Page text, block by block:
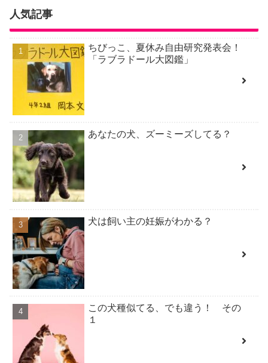
人気記事
ちびっこ、夏休み自由研究発表会！
「ラブラドール大図鑑」
あなたの犬、ズーミーズしてる？
犬は飼い主の妊娠がわかる？
この犬種似てる、でも違う！ その
１